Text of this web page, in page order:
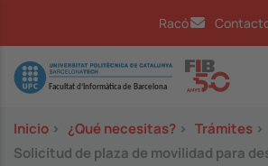
Racó
Image
Inicio > ¿Qué necesitas? > Trámites >
Solicitud de plaza de movilidad para